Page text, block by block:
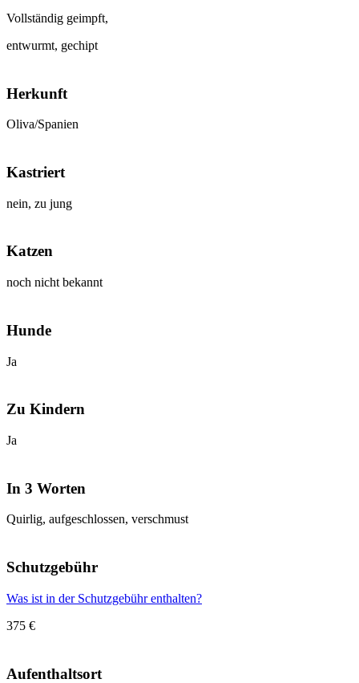
Vollständig geimpft,
entwurmt, gechipt
Herkunft
Oliva/Spanien
Kastriert
nein, zu jung
Katzen
noch nicht bekannt
Hunde
Ja
Zu Kindern
Ja
In 3 Worten
Quirlig, aufgeschlossen, verschmust
Schutzgebühr
Was ist in der Schutzgebühr enthalten?
375 €
Aufenthaltsort